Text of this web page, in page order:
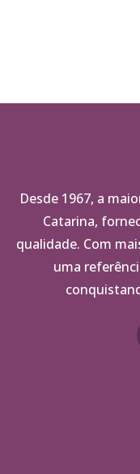
Desde 1967, a
Catarina,
qualidade. Com
uma